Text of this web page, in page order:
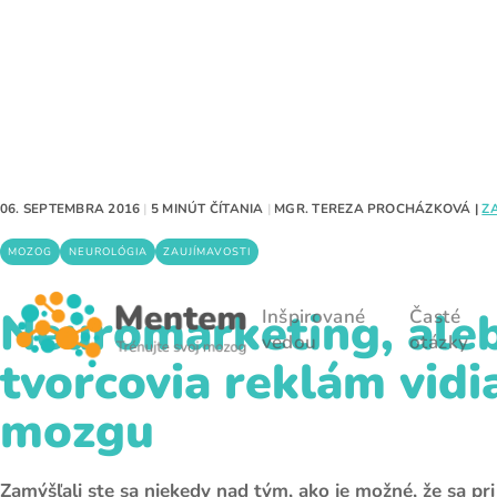
Inšpirované
vedou
Časté
otázky
06. SEPTEMBRA 2016 | 5 MINÚT ČÍTANIA | MGR. TEREZA PROCHÁZKOVÁ |
MOZOG NEUROLÓGIA ZAUJÍMAVOSTI
Neuromarketing,
tvorcovia reklám
mozgu
Zamýšľali ste sa niekedy nad tým, ako je možné, že sa